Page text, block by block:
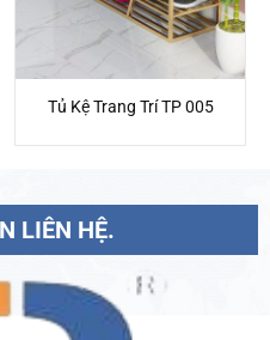
Tủ Kệ Trang Trí TP 005
LIÊN HỆ.